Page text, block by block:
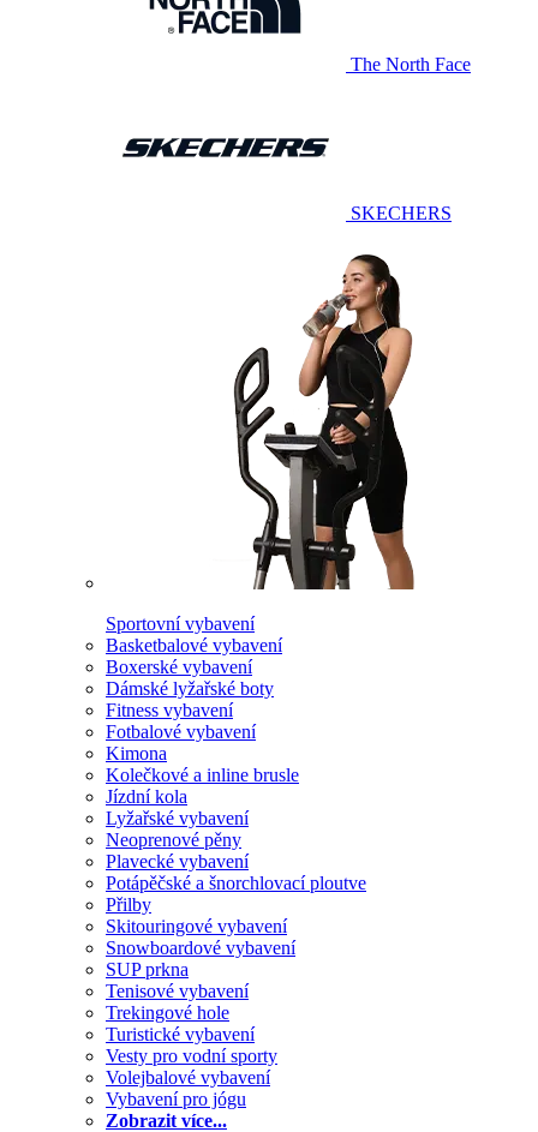
The North Face
SKECHERS
Sportovní vybavení
Basketbalové vybavení
Boxerské vybavení
Dámské lyžařské boty
Fitness vybavení
Fotbalové vybavení
Kimona
Kolečkové a inline brusle
Jízdní kola
Lyžařské vybavení
Neoprenové pěny
Plavecké vybavení
Potápěčské a šnorchlovací ploutve
Přilby
Skitouringové vybavení
Snowboardové vybavení
SUP prkna
Tenisové vybavení
Trekingové hole
Turistické vybavení
Vesty pro vodní sporty
Volejbalové vybavení
Vybavení pro jógu
Zobrazit více...